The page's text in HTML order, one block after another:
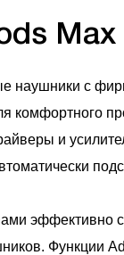
Max
наушники с
комфортного
и
эффективно
Функции